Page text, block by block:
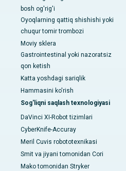
bosh og'rig'i
Oyoqlarning qattiq shishishi yoki
chuqur tomir trombozi
Moviy sklera
Gastrointestinal yoki nazoratsiz
qon ketish
Katta yoshdagi sariqlik
Hammasini ko'rish
Sog'liqni saqlash texnologiyasi
DaVinci XI-Robot tizimlari
CyberKnife-Accuray
Meril Cuvis robototexnikasi
Smit va jiyani tomonidan Cori
Mako tomonidan Stryker